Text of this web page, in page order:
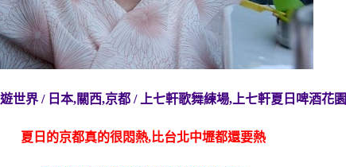
世界 / 日本,關西,京都 / 上七軒歌舞練場,上七軒夏日啤酒花園
夏日的京都真的很悶熱,比台北中壢都還要熱